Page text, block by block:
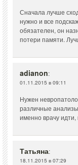
Сначала лучше
нужно и все
обязателен, он
потери памяти.
adianon:
01.11.2015 в 09:11
Нужен
различные
именно врачу
Татьяна:
18.11.2015 в 07:29